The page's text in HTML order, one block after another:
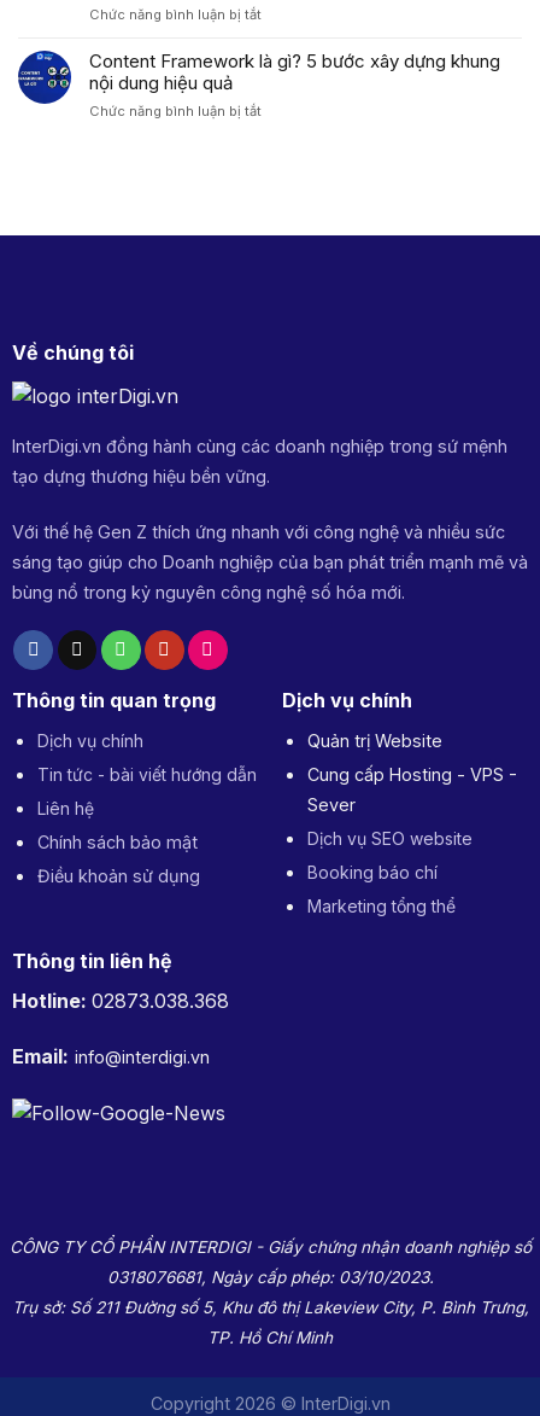
Marketing
Lệ
Đổi
dùng
thức
Chức năng bình luận bị tắtở
là
gì?
trò
chạm
Content Framework là gì? 5 bước xây dựng khung
nội dung hiệu quả
Chức năng bình luận bị tắtở
bước
Về chúng tôi
InterDigi.vn đồng hành cùng các doanh nghiệp trong sứ mệnh
tạo dựng thương hiệu bền vững.
Với thế hệ Gen Z thích ứng nhanh với công nghệ và nhiều sức
sáng tạo giúp cho Doanh nghiệp của bạn phát triển mạnh mẽ và
bùng nổ trong kỷ nguyên công nghệ số hóa mới.
Thông tin quan trọng
Dịch vụ chính
Tin tức - bài viết hướng dẫn
Liên hệ
Chính sách bảo mật
Điều khoản sử dụng
Dịch vụ chính
Quản trị Website
Cung cấp Hosting - VPS -
Sever
Dịch vụ SEO website
Booking báo chí
Marketing tổng thể
Thông tin liên hệ
Hotline: 02873.038.368
Email: info@interdigi.vn
CÔNG TY CỔ PHẦN INTERDIGI - Giấy chứng nhận doanh nghiệp số
0318076681, Ngày cấp phép: 03/10/2023.
Trụ sở: Số 211 Đường số 5, Khu đô thị Lakeview City, P. Bình Trưng,
TP. Hồ Chí Minh
Copyright 2026 © InterDigi.vn